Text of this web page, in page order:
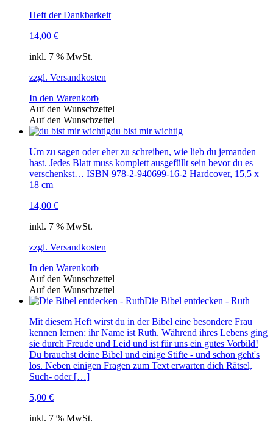
Heft der Dankbarkeit
14,00 €
inkl. 7 % MwSt.
zzgl. Versandkosten
In den Warenkorb
Auf den Wunschzettel
Auf den Wunschzettel
du bist mir wichtig
Um zu sagen oder eher zu schreiben, wie lieb du jemanden
hast. Jedes Blatt muss komplett ausgefüllt sein bevor du es
verschenkst… ISBN 978-2-940699-16-2 Hardcover, 15,5 x
18 cm
14,00 €
inkl. 7 % MwSt.
zzgl. Versandkosten
In den Warenkorb
Auf den Wunschzettel
Auf den Wunschzettel
Die Bibel entdecken - Ruth
Mit diesem Heft wirst du in der Bibel eine besondere Frau
kennen lernen: ihr Name ist Ruth. Während ihres Lebens ging
sie durch Freude und Leid und ist für uns ein gutes Vorbild!
Du brauchst deine Bibel und einige Stifte - und schon geht's
los. Neben einigen Fragen zum Text erwarten dich Rätsel,
Such- oder […]
5,00 €
inkl. 7 % MwSt.